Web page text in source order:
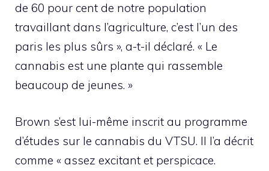
de 60 pour cent de notre population
travaillant dans l’agriculture, c’est l’un des
paris les plus sûrs », a-t-il déclaré. « Le
cannabis est une plante qui rassemble
beaucoup de jeunes. »
Brown s’est lui-même inscrit au programme
d’études sur le cannabis du VTSU. Il l’a décrit
comme « assez excitant et perspicace.